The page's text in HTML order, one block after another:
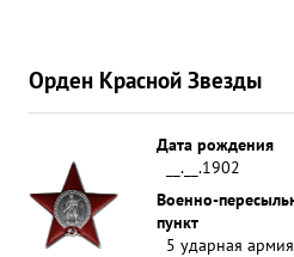
Орден Красной Звезды
Дата рождения
__.__.1902
Военно-
пункт
5 ударная армия